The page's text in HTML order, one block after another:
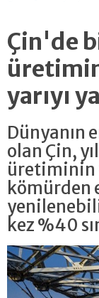
Çin'de
yarıyı
Dünyanın
olan Çin,
üretiminin
kömürden
kez %40